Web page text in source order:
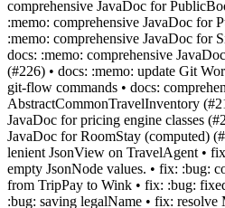
comprehensive JavaDoc for
:memo: comprehensive JavaDoc for
:memo: comprehensive JavaDoc for
docs: :memo: comprehensive
(#226) • docs: :memo: update Git
git-flow commands • docs:
AbstractCommonTravelInventory
JavaDoc for pricing engine classes
JavaDoc for RoomStay (computed)
lenient JsonView on TravelAgent •
empty JsonNode values. • fix: :bug:
from TripPay to Wink • fix: :bug:
:bug: saving legalName • fix: resolve